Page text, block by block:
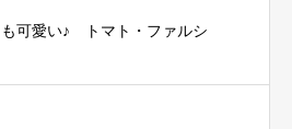
も可愛い♪ トマト・ファルシ